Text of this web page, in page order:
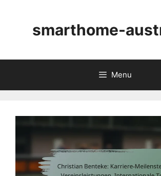
smarthome-
Menu